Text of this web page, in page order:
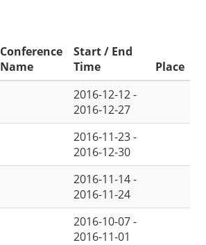
Conference
Name
Start / End
Time
Place
2016-12-12 -
2016-12-27
2016-11-23 -
2016-12-30
2016-11-14 -
2016-11-24
2016-10-07 -
2016-11-01